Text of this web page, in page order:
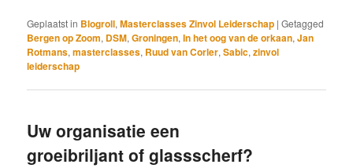
Geplaatst in Blogroll,Masterclasses Zinvol Leiderschap |Getagged
Bergen op Zoom, DSM,Groningen,In het oog van de orkaan,Jan
Rotmans,masterclasses, Ruud van Corler,Sabic,zinvol
leiderschap
Uw organisatie een
groeibriljant of glassscherf?